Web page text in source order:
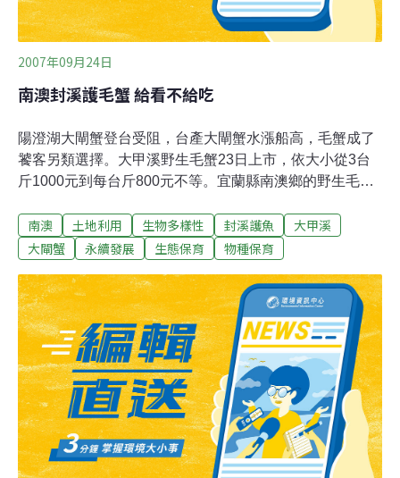
2007年09月24日
南澳封溪護毛蟹 給看不給吃
陽澄湖大閘蟹登台受阻，台產大閘蟹水漲船高，毛蟹成了
饕客另類選擇。大甲溪野生毛蟹23日上市，依大小從3台
斤1000元到每台斤800元不等。宜蘭縣南澳鄉的野生毛蟹
的大甲毛蟹是台灣特有種洄游性螃蟹，與來自大陸的大閘
蟹血緣相近。漁民於大甲溪、大安溪、大肚溪等，沿岸設
則因過度捕捉，產量銳減。宜蘭縣南澳鄉鄉長江明順則表
示，南澳毛蟹品種獨特，數量稀少，有絕種之虞。經封溪
保育才逐漸恢復生機，未來要以毛蟹發展親子生態觀光旅
遊，只看不吃。 另外，保育人士亦呼籲主管單位制定公
約，建議隔年捕抓，或只抓公的，才能永續保育溪流生
態。
南澳 土地利用 生物多樣性 封溪護魚
大甲溪
大閘蟹
永續發展 生態保育 物種保育